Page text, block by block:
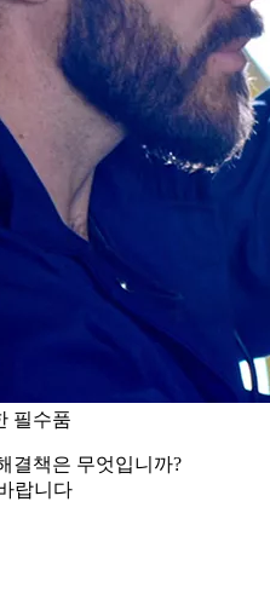
필수품
결책은 무엇입니까?
랍니다